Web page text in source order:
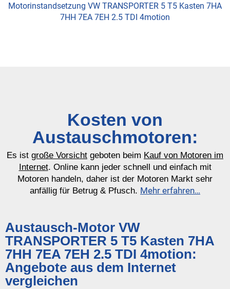
Motorinstandsetzung VW TRANSPORTER 5 T5 Kasten 7HA
7HH 7EA 7EH 2.5 TDI 4motion
Kosten von
Austauschmotoren:
Es ist große Vorsicht geboten beim Kauf von Motoren im
Internet. Online kann jeder schnell und einfach mit
Motoren handeln, daher ist der Motoren Markt sehr
anfällig für Betrug & Pfusch. Mehr erfahren…
Austausch-Motor VW
TRANSPORTER 5 T5 Kasten 7HA
7HH 7EA 7EH 2.5 TDI 4motion:
Angebote aus dem Internet
vergleichen